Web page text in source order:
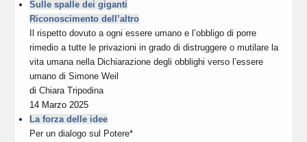
Sulle spalle dei giganti
Riconoscimento dell’altro
Il rispetto dovuto a ogni essere umano e l’obbligo di porre
rimedio a tutte le privazioni in grado di distruggere o mutilare la
vita umana nella Dichiarazione degli obblighi verso l’essere
umano di Simone Weil
diChiara Tripodina
14 Marzo 2025
La forza delle idee
Per un dialogo sul Potere*